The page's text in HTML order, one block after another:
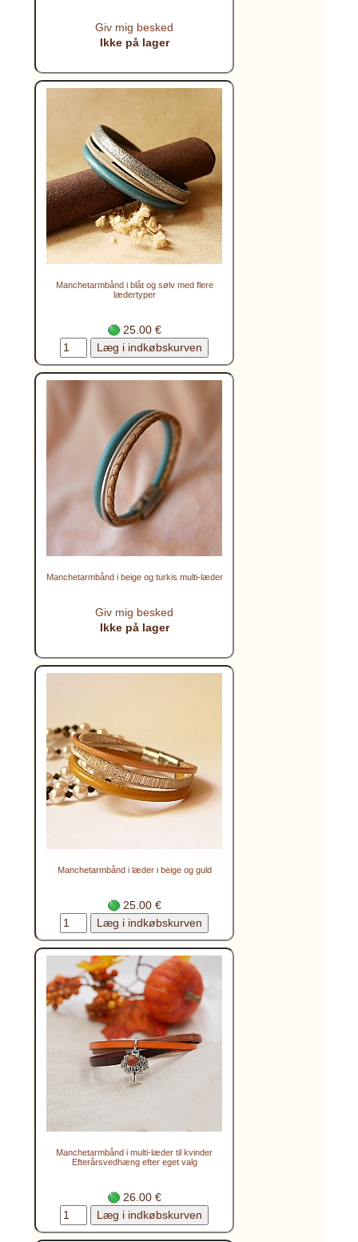
Giv mig besked
Ikke på lager
Manchetarmbånd i blåt og sølv med flere
lædertyper
25.00 €
Manchetarmbånd i beige og turkis multi-læder
Giv mig besked
Ikke på lager
Manchetarmbånd i læder i beige og guld
25.00 €
Manchetarmbånd i multi-læder til kvinder
Efterårsvedhæng efter eget valg
26.00 €